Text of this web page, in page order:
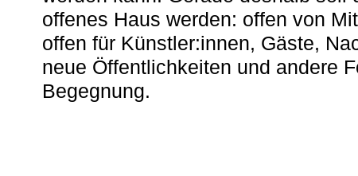
offenes Haus werden: offen von
offen für Künstler:innen, Gäste,
neue Öffentlichkeiten und andere
Begegnung.